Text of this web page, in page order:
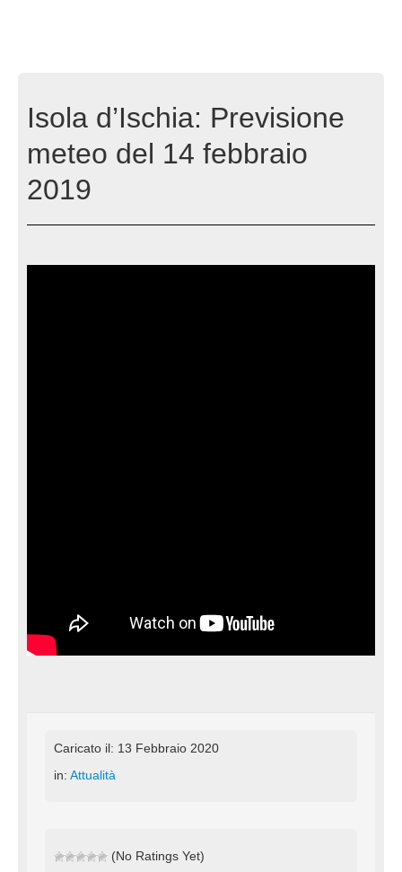
Isola d’Ischia: Previsione
meteo del 14 febbraio
2019
Caricato il: 13 Febbraio 2020
in: Attualità
(No Ratings Yet)